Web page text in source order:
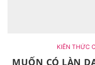
KIẾN THỨC
MUỐN CÓ LÀN